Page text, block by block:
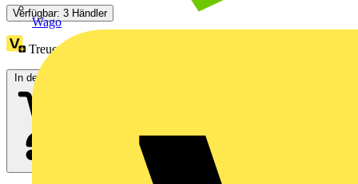
Wago
Verfügbar: 3 Händler
Treuepunkte:
In den Warenkorb